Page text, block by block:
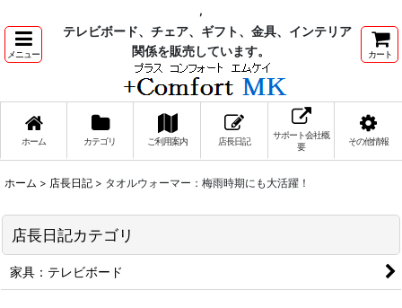
,
メニュー
テレビボード、チェア、ギフト、金具、インテリア
関係を販売しています。
カート
ホーム カテゴリ ご利用案内 店長日記
サポート会社概
要
その他情報
ホーム > 店長日記 > タオルウォーマー：梅雨時期にも大活躍！
店長日記カテゴリ
家具：テレビボード